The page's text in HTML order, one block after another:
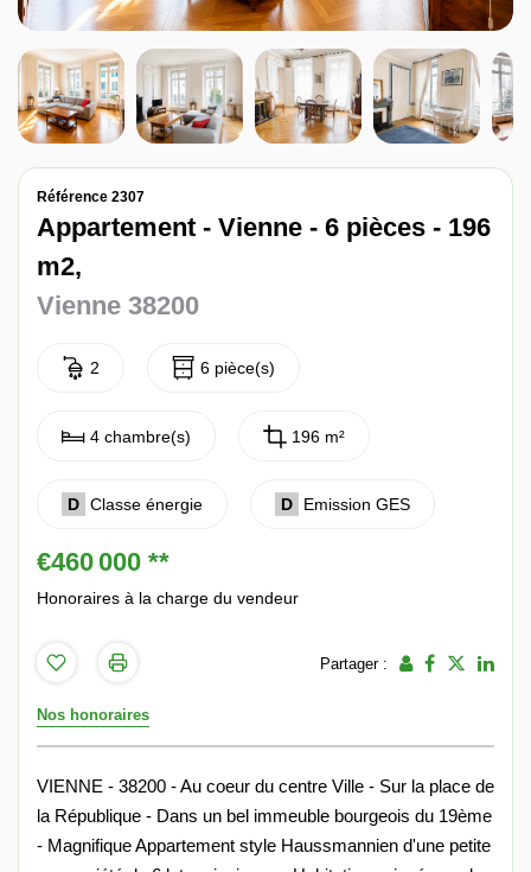
Nos avis
Contact
Référence 2307
Appartement - Vienne - 6 pièces - 196
m2,
Vienne 38200
2 6 pièce(s)
4 chambre(s) 196 m²
D Classe énergie D Emission GES
€460 000 **
Honoraires à la charge du vendeur
Partager :
Nos honoraires
VIENNE - 38200 - Au coeur du centre Ville - Sur la place de
la République - Dans un bel immeuble bourgeois du 19ème
- Magnifique Appartement style Haussmannien d'une petite